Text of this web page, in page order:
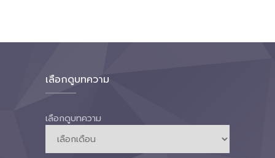
เลือกดูบทความ
เลือกดูบทความ